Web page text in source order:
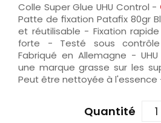
Colle Super Glue UHU Control -
Patte de fixation Patafix 80gr
et réutilisable - Fixation
forte - Testé sous
Fabriqué en Allemagne -
une marque grasse sur les
Peut être nettoyée à l'essence
Quantité